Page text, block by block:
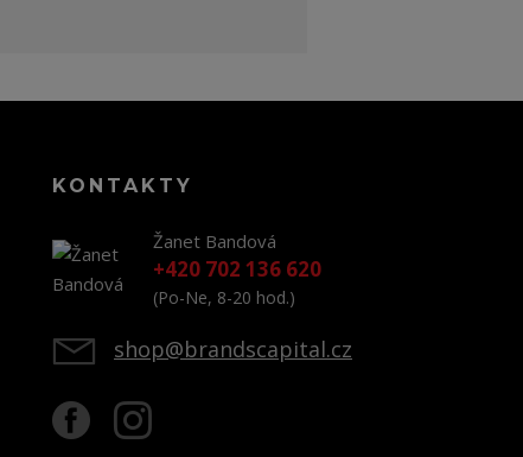
KONTAKTY
Žanet Bandová
+420 702 136 620
(Po-Ne, 8-20 hod.)
shop@brandscapital.cz